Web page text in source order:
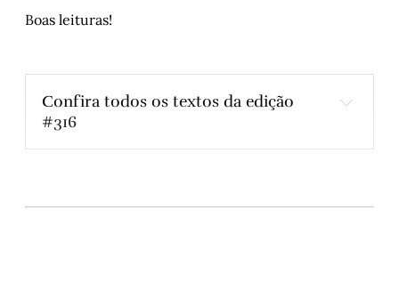
Boas leituras!
Confira todos os textos da edição
#316
Ganhos desconectados de avanços, por